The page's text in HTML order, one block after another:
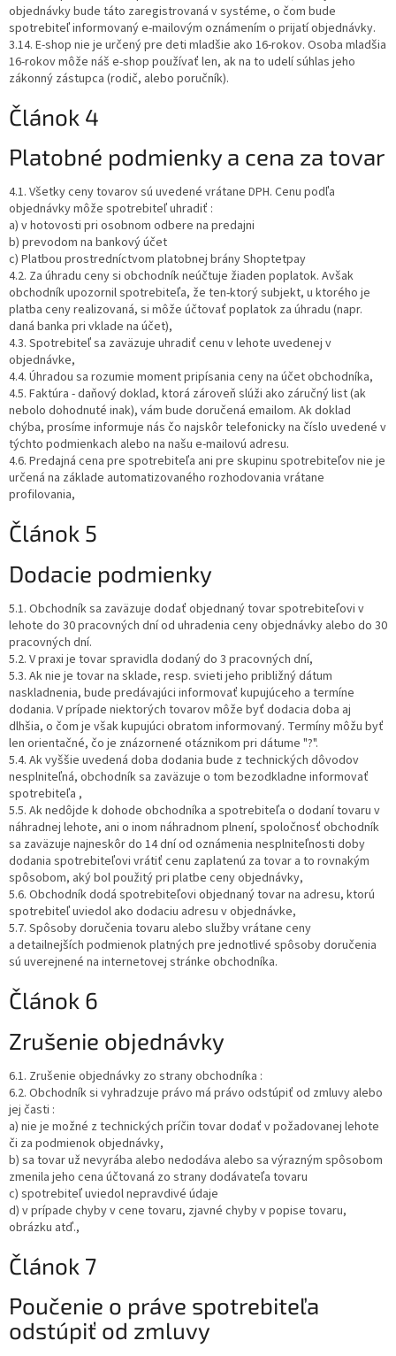
objednávky bude táto zaregistrovaná v systéme, o čom bude
spotrebiteľ informovaný e-mailovým oznámením o prijatí objednávky.
3.14. E-shop nie je určený pre deti mladšie ako 16-rokov. Osoba mladšia
16-rokov môže náš e-shop používať len, ak na to udelí súhlas jeho
zákonný zástupca (rodič, alebo poručník).
Článok 4
Platobné podmienky a cena za tovar
4.1. Všetky ceny tovarov sú uvedené vrátane DPH. Cenu podľa
objednávky môže spotrebiteľ uhradiť :
a) v hotovosti pri osobnom odbere na predajni
b) prevodom na bankový účet
c) Platbou prostredníctvom platobnej brány Shoptetpay
4.2. Za úhradu ceny si obchodník neúčtuje žiaden poplatok. Avšak
obchodník upozornil spotrebiteľa, že ten-ktorý subjekt, u ktorého je
platba ceny realizovaná, si môže účtovať poplatok za úhradu (napr.
daná banka pri vklade na účet),
4.3. Spotrebiteľ sa zaväzuje uhradiť cenu v lehote uvedenej v
objednávke,
4.4. Úhradou sa rozumie moment pripísania ceny na účet obchodníka,
4.5. Faktúra - daňový doklad, ktorá zároveň slúži ako záručný list (ak
nebolo dohodnuté inak), vám bude doručená emailom. Ak doklad
chýba, prosíme informuje nás čo najskôr telefonicky na číslo uvedené v
týchto podmienkach alebo na našu e-mailovú adresu.
4.6. Predajná cena pre spotrebiteľa ani pre skupinu spotrebiteľov nie je
určená na základe automatizovaného rozhodovania vrátane
profilovania,
Článok 5
Dodacie podmienky
5.1. Obchodník sa zaväzuje dodať objednaný tovar spotrebiteľovi v
lehote do 30 pracovných dní od uhradenia ceny objednávky alebo do 30
pracovných dní.
5.2. V praxi je tovar spravidla dodaný do 3 pracovných dní,
5.3. Ak nie je tovar na sklade, resp. svieti jeho približný dátum
naskladnenia, bude predávajúci informovať kupujúceho a termíne
dodania. V prípade niektorých tovarov môže byť dodacia doba aj
dlhšia, o čom je však kupujúci obratom informovaný. Termíny môžu byť
len orientačné, čo je znázornené otáznikom pri dátume "?".
5.4. Ak vyššie uvedená doba dodania bude z technických dôvodov
nesplniteľná, obchodník sa zaväzuje o tom bezodkladne informovať
spotrebiteľa ,
5.5. Ak nedôjde k dohode obchodníka a spotrebiteľa o dodaní tovaru v
náhradnej lehote, ani o inom náhradnom plnení, spoločnosť obchodník
sa zaväzuje najneskôr do 14 dní od oznámenia nesplniteľnosti doby
dodania spotrebiteľovi vrátiť cenu zaplatenú za tovar a to rovnakým
spôsobom, aký bol použitý pri platbe ceny objednávky,
5.6. Obchodník dodá spotrebiteľovi objednaný tovar na adresu, ktorú
spotrebiteľ uviedol ako dodaciu adresu v objednávke,
5.7. Spôsoby doručenia tovaru alebo služby vrátane ceny
a detailnejších podmienok platných pre jednotlivé spôsoby doručenia
sú uverejnené na internetovej stránke obchodníka.
Článok 6
Zrušenie objednávky
6.1. Zrušenie objednávky zo strany obchodníka :
6.2. Obchodník si vyhradzuje právo má právo odstúpiť od zmluvy alebo
jej časti :
a) nie je možné z technických príčin tovar dodať v požadovanej lehote
či za podmienok objednávky,
b) sa tovar už nevyrába alebo nedodáva alebo sa výrazným spôsobom
zmenila jeho cena účtovaná zo strany dodávateľa tovaru
c) spotrebiteľ uviedol nepravdivé údaje
d) v prípade chyby v cene tovaru, zjavné chyby v popise tovaru,
obrázku atď.,
Článok 7
Poučenie o práve spotrebiteľa
odstúpiť od zmluvy